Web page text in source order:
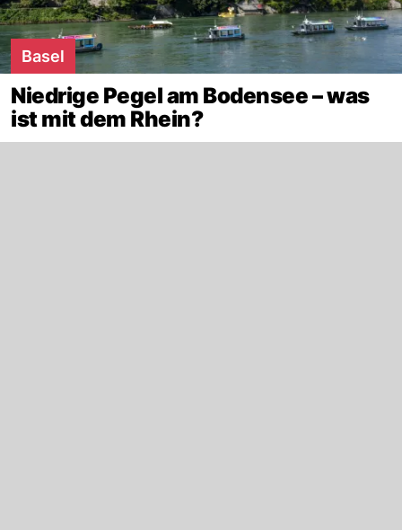
Basel
Niedrige Pegel am Bodensee – was
ist mit dem Rhein?